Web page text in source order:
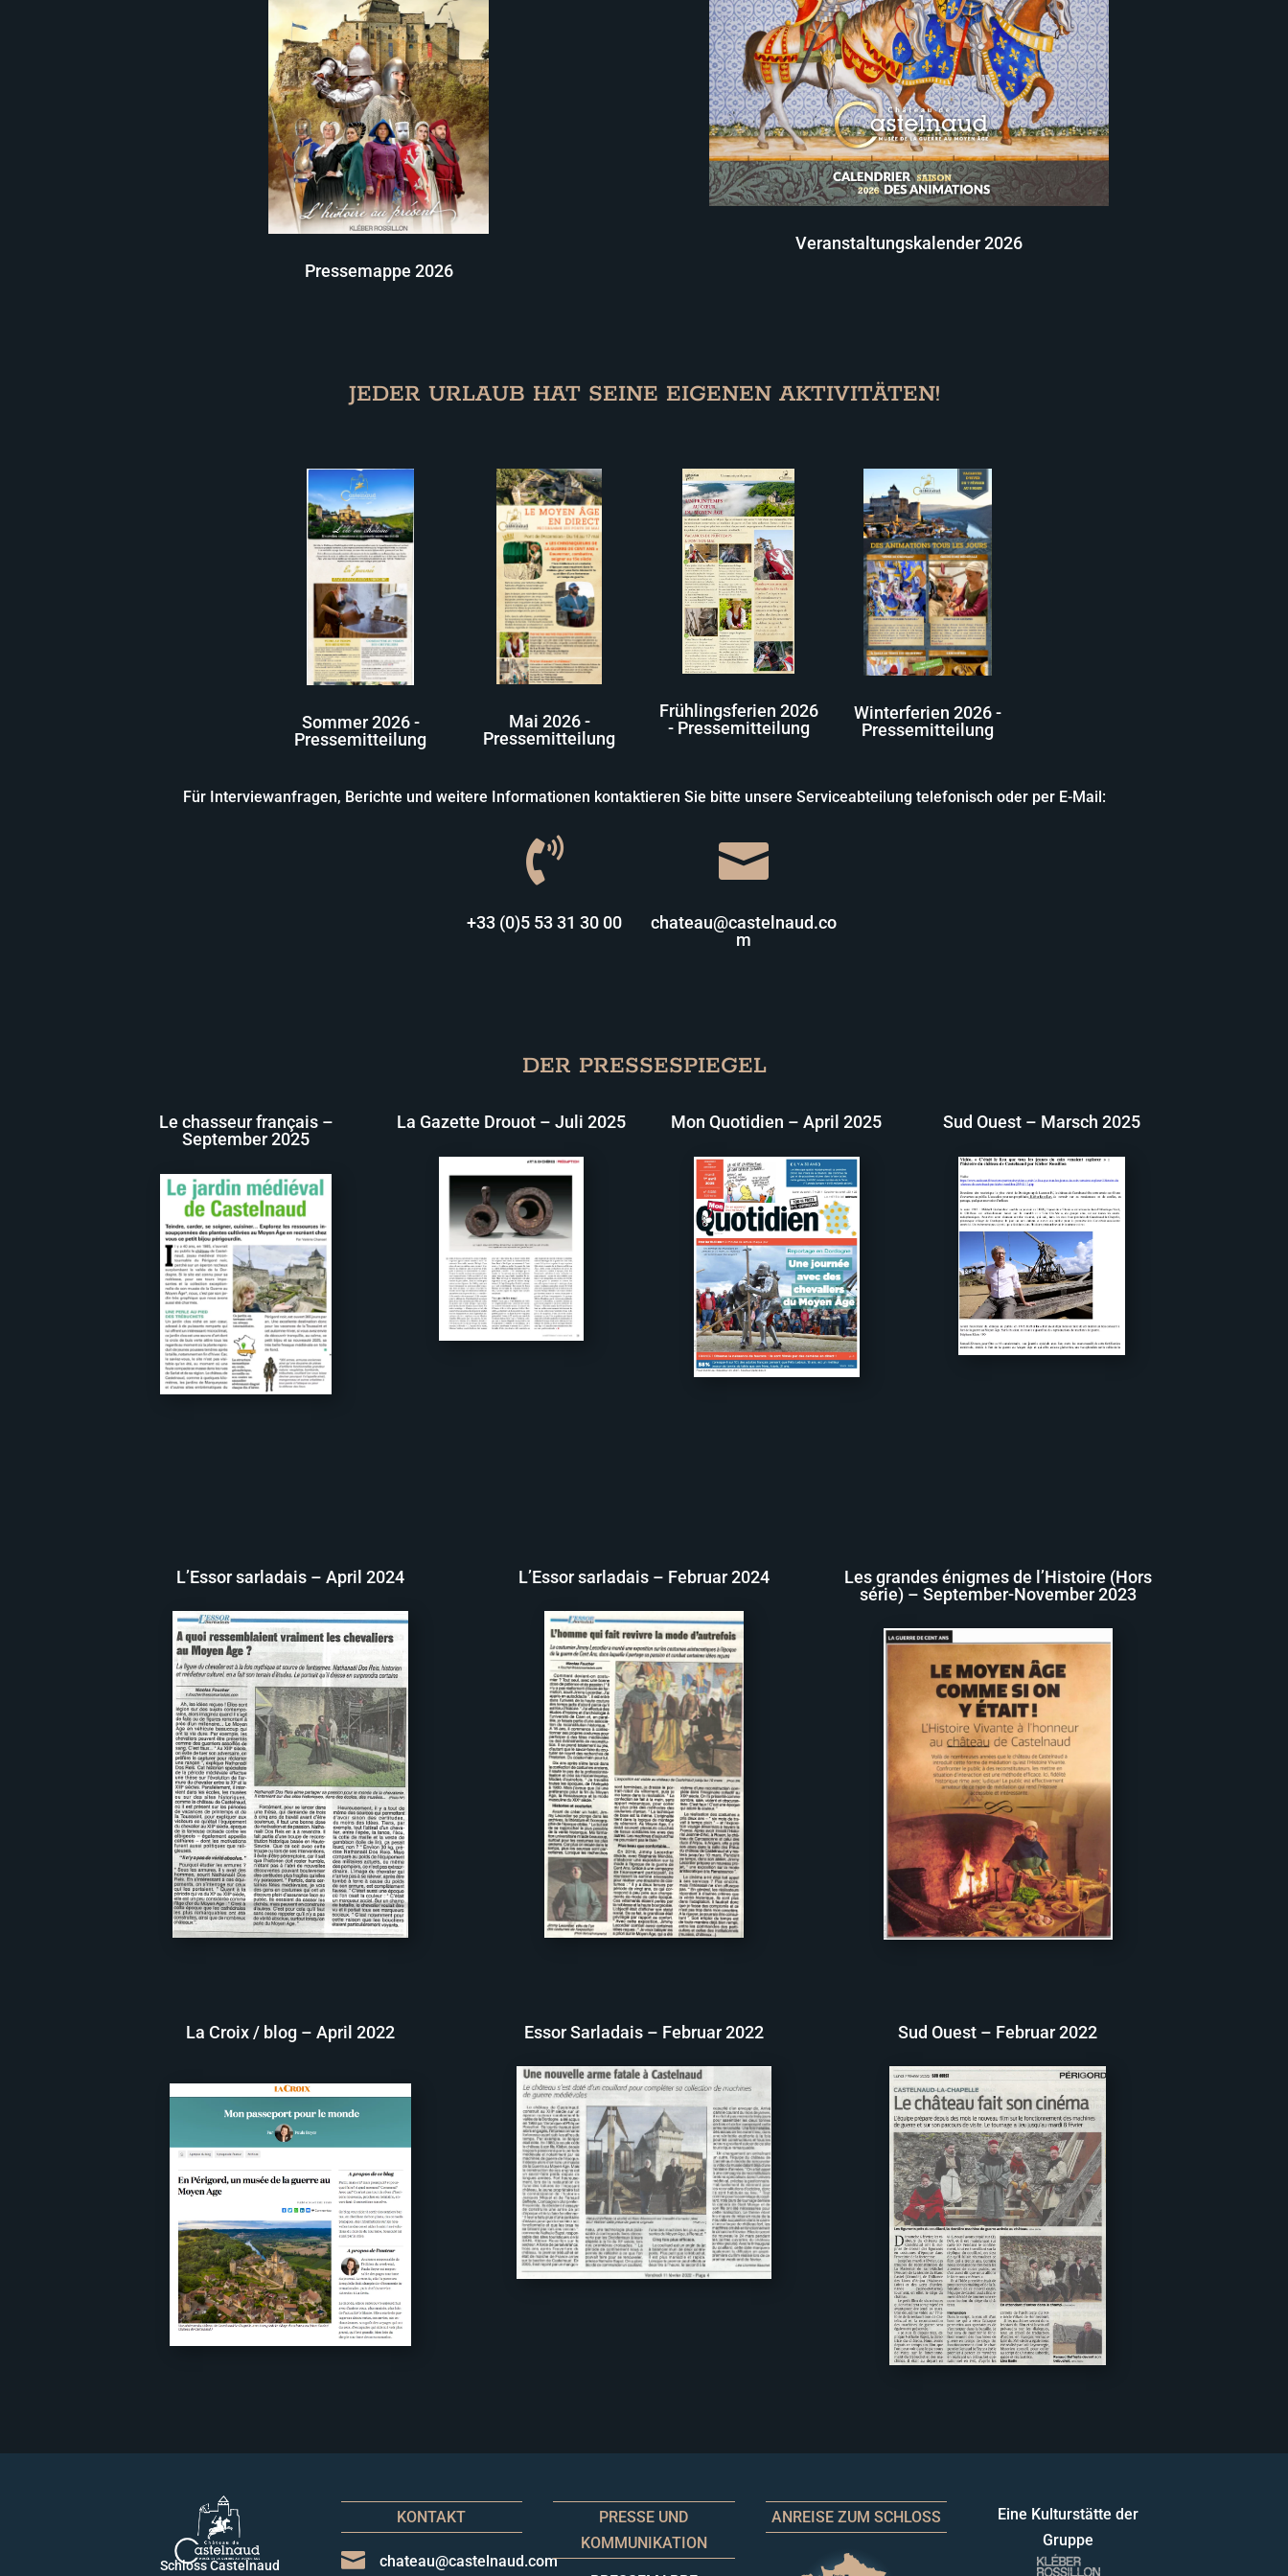
Pressemappe 2026
Veranstaltungskalender 2026
JEDER URLAUB HAT SEINE EIGENEN AKTIVITÄTEN!
Sommer 2026 -
Pressemitteilung
Mai 2026 -
Pressemitteilung
Frühlingsferien 2026
- Pressemitteilung
Winterferien 2026 -
Pressemitteilung
Für Interviewanfragen, Berichte und weitere Informationen kontaktieren Sie bitte unsere Serviceabteilung telefonisch oder per E-Mail:

+33 (0)5 53 31 30 00

chateau@castelnaud.co
m
DER PRESSESPIEGEL
Le chasseur français –
September 2025
La Gazette Drouot – Juli 2025 Mon Quotidien – April 2025 Sud Ouest – Marsch 2025
L’Essor sarladais – April 2024 L’Essor sarladais – Februar 2024
Les grandes énigmes de l’Histoire (Hors
série) – September-November 2023
La Croix / blog – April 2022 Essor Sarladais – Februar 2022 Sud Ouest – Februar 2022
Schloss Castelnaud
KONTAKT
 chateau@castelnaud.com
PRESSE UND
KOMMUNIKATION
ANREISE ZUM SCHLOSS
Eine Kulturstätte der
Gruppe